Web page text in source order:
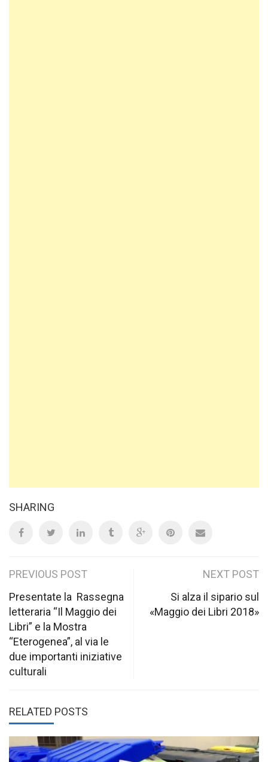
SHARING
Post
navigation
PREVIOUS POST
Presentate la Rassegna
letteraria “Il Maggio dei
Libri” e la Mostra
“Eterogenea”, al via le
due importanti iniziative
culturali
NEXT POST
Si alza il sipario sul
«Maggio dei Libri 2018»
RELATED POSTS